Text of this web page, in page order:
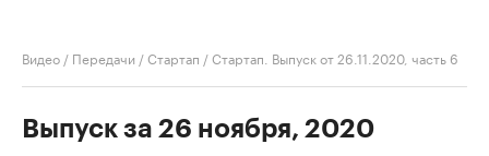
Видео / Передачи /Стартап /Стартап. Выпуск от 26.11.2020, часть 6
Выпуск за 26 ноября, 2020